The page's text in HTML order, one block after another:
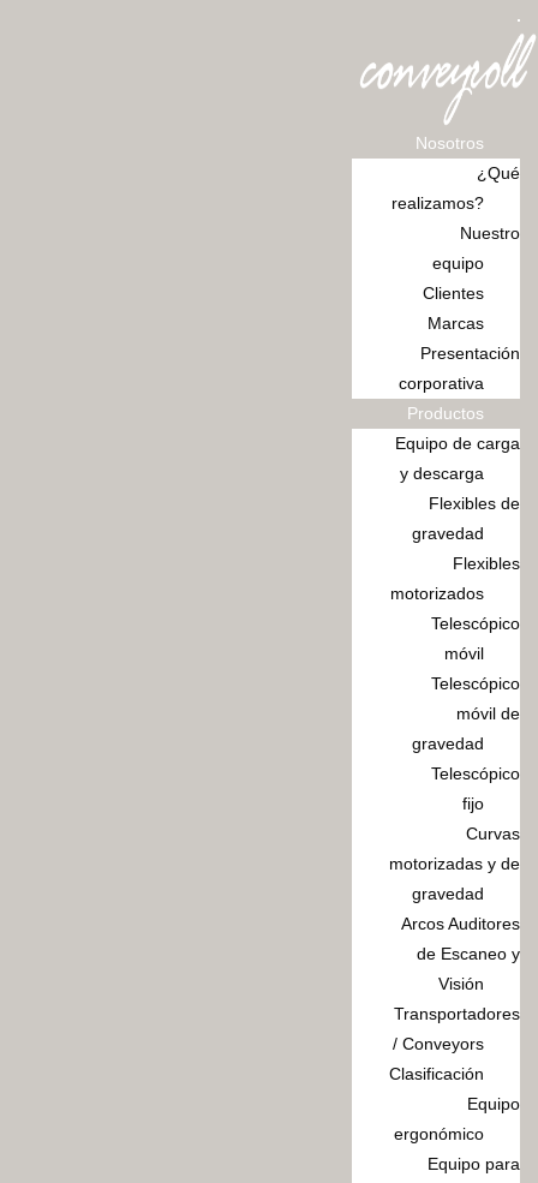
Nosotros
¿Qué
realizamos?
Nuestro
equipo
Clientes
Marcas
Presentación
corporativa
Productos
Equipo de carga
y descarga
Flexibles de
gravedad
Flexibles
motorizados
Telescópico
móvil
Telescópico
móvil de
gravedad
Telescópico
fijo
Curvas
motorizadas y de
gravedad
Arcos Auditores
de Escaneo y
Visión
Transportadores
/ Conveyors
Clasificación
Equipo
ergonómico
Equipo para